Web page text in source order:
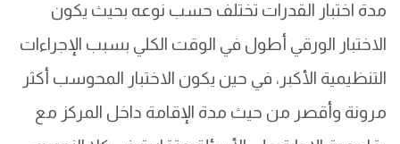
مدة اختبار القدرات تختلف حسب نوعه بحيث يكون
الاختبار الورقي أطول في الوقت الكلي بسبب الإجراءات
التنظيمية الأكبر، في حين يكون الاختبار المحوسب أكثر
مرونة وأقصر من حيث مدة الإقامة داخل المركز مع